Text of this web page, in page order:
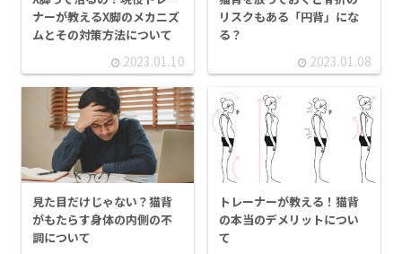
ナーが教えるX脚のメカニズ
ムとその対策方法について
2023.01.10
リスクもある「円背」にな
る？
2023.01.08
見た目だけじゃない？猫背
がもたらす身体の内側の不
調について
トレーナーが教える！猫背
の本当のデメリットについ
て